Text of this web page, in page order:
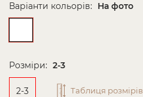
Варіанти кольорів: На фото
Розміри: 2-3
2-3 Таблиця розмірів